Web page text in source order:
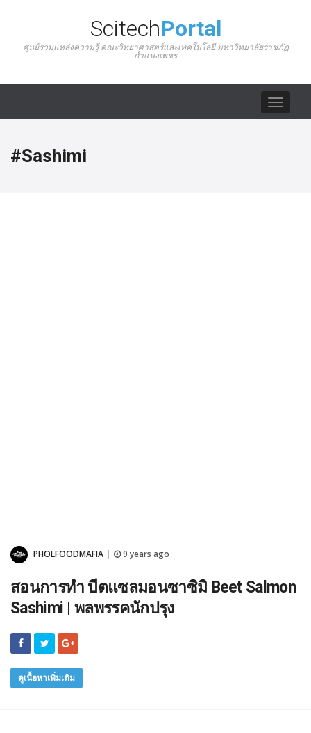
ScitechPortal
ศูนย์รวมแหล่งความรู้ คณะวิทยาศาสตร์และเทคโนโลยี มหาวิทยาลัยราชภัฏ
กำแพงเพชร
Toggle
#Sashimi
PHOLFOODMAFIA 9 years ago
สอนการทำ บีตแซลมอนซาซิมิ Beet Salmon
Sashimi | พลพรรคนักปรุง
ดูเนื้อหาเพิ่มเติม